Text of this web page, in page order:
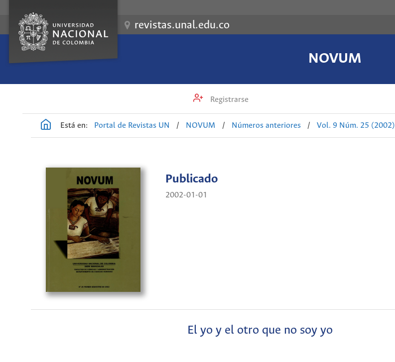
revistas.unal.edu.co
NOVUM
Registrarse
Está en: Portal de Revistas UN / NOVUM / Números anteriores / Vol. 9 Núm. 25 (2002)
Publicado
2002-01-01
El yo y el otro que no soy yo